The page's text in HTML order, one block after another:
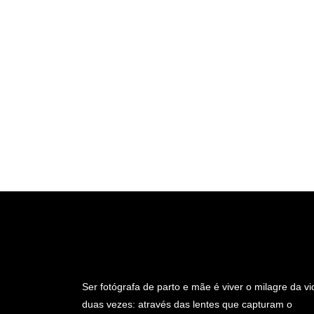
Ser fotógrafa de parto e mãe é viver o milagre da
duas vezes: através das lentes que capturam o